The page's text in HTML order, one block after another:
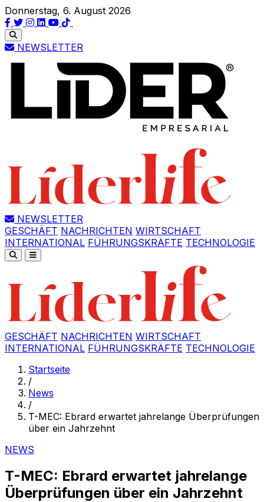
Donnerstag, 6. August 2026
NEWSLETTER
NEWSLETTER
GESCHÄFT NACHRICHTEN WIRTSCHAFT
INTERNATIONAL FÜHRUNGSKRÄFTE TECHNOLOGIE
GESCHÄFT NACHRICHTEN WIRTSCHAFT
INTERNATIONAL FÜHRUNGSKRÄFTE TECHNOLOGIE
Startseite
/
News
/
T-MEC: Ebrard erwartet jahrelange Überprüfungen
über ein Jahrzehnt
NEWS
T-MEC: Ebrard erwartet jahrelange
Überprüfungen über ein Jahrzehnt